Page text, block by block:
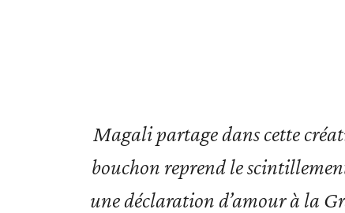
Magali partage dans cette
bouchon reprend le
une déclaration d’amour à la